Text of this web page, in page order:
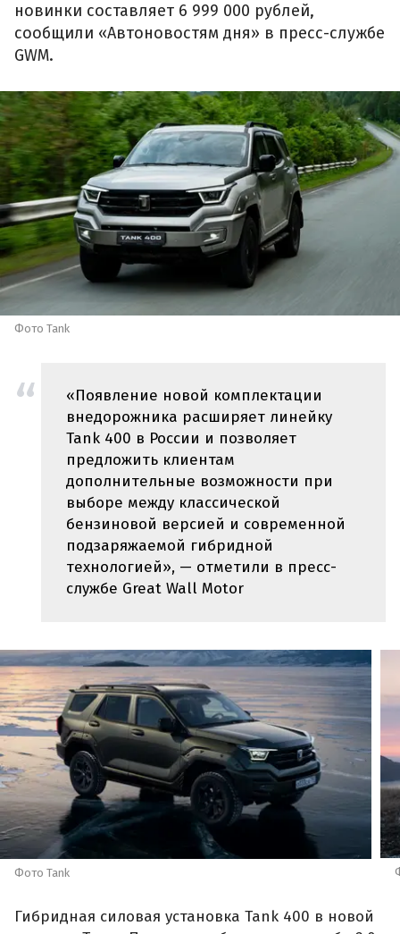
новинки составляет 6 999 000 рублей,
сообщили «Автоновостям дня» в пресс-службе
GWM.
Фото Tank
«Появление новой комплектации
внедорожника расширяет линейку
Tank 400 в России и позволяет
предложить клиентам
дополнительные возможности при
выборе между классической
бензиновой версией и современной
подзаряжаемой гибридной
технологией», — отметили в пресс-
службе Great Wall Motor
Фото Tank
Гибридная силовая установка Tank 400 в новой